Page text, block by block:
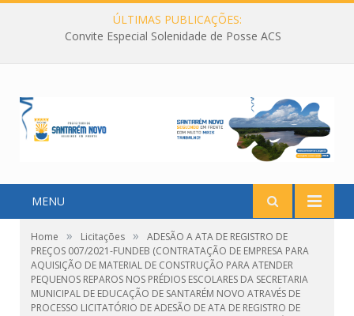
ÚLTIMAS PUBLICAÇÕES:
Convite Especial Solenidade de Posse ACS
MENU
Home » Licitações »
ADESÃO A ATA DE REGISTRO DE
PREÇOS 007/2021-FUNDEB (CONTRATAÇÃO DE EMPRESA PARA
AQUISIÇÃO DE MATERIAL DE CONSTRUÇÃO PARA ATENDER
PEQUENOS REPAROS NOS PRÉDIOS ESCOLARES DA SECRETARIA
MUNICIPAL DE EDUCAÇÃO DE SANTARÉM NOVO ATRAVÉS DE
PROCESSO LICITATÓRIO DE ADESÃO DE ATA DE REGISTRO DE